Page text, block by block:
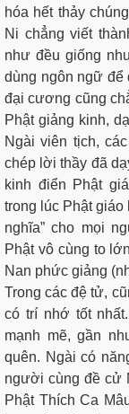
hóa hết thảy
Ni chẳng viết
như đều giống
dùng ngôn ngữ để
đại cương cũng
Phật giảng kinh,
Ngài viên tịch,
chép lời thầy đã
kinh điển Phật
trong lúc Phật giáo
nghĩa” cho mọi
Phật vô cùng to
Nan phức giảng
Trong các đệ tử,
có trí nhớ tốt
mạnh mẽ, gần
quên. Ngài có
người cùng đề cử
Phật Thích Ca